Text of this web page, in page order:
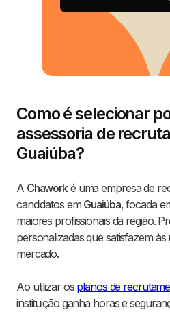
Como é selecionar
assessoria de
Guaiúba?
A Chaworké uma empresa de
candidatos em Guaiúba, focada
maiores profissionais da região.
personalizadas que satisfazem às
mercado.
Ao utilizar os planos de
instituição ganha horas e